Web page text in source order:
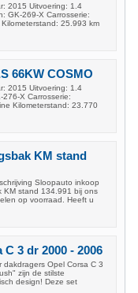
2015 Uitvoering: 1.4
GK-269-X Carrosserie:
25.993 km
66KW COSMO
2015 Uitvoering: 1.4
X Carrosserie:
Kilometerstand: 23.770
KM stand
Sloopauto inkoop
KM stand 134.991 bij ons
op voorraad. Heeft u
3 dr 2000 - 2006
dakdragers Opel Corsa C 3
zijn de stilste
design! Deze set